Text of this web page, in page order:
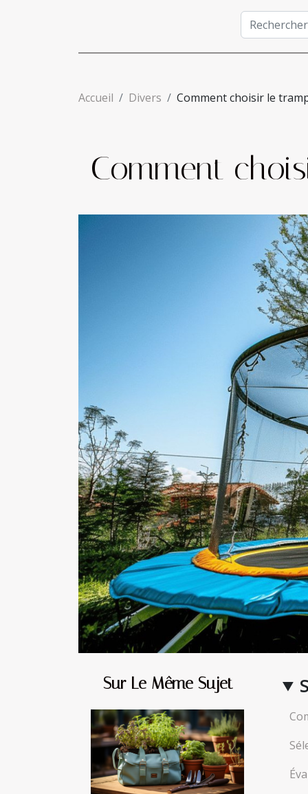
Accueil Divers Comment choisir le
Comment
Sur Le Même Sujet